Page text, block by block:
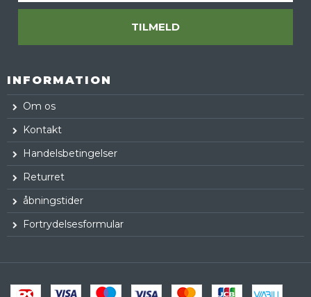
TILMELD
INFORMATION
Om os
Kontakt
Handelsbetingelser
Returret
åbningstider
Fortrydelsesformular